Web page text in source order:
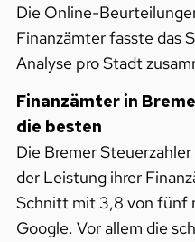
Die Online-
Finanzämter fasste das
Analyse pro Stadt
Finanzämter in
die besten
Die Bremer
der Leistung ihrer
Schnitt mit 3,8 von fünf
Google. Vor allem die